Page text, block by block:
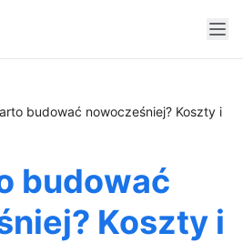
budować nowocześniej? Koszty i
budować
Koszty i